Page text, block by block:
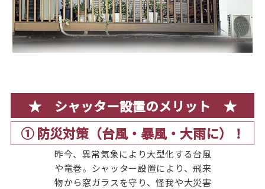
★ シャッター設置のメリット ★
① 防災対策（台風・暴風・大雨に）！
昨今、異常気象により大型化する台風
や竜巻。シャッター設置により、飛来
物から窓ガラスを守り、怪我や大災害